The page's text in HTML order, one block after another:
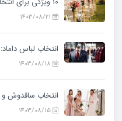
انتخاب لباس
انتخاب ساقدوش و